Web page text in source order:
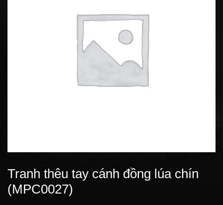
Tranh thêu tay cánh đồng lúa chín
(MPC0027)